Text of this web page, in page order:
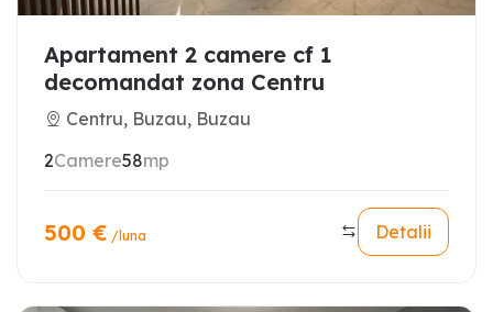
Apartament 2 camere cf 1
decomandat zona Centru
Centru, Buzau, Buzau
2Camere58mp
500 € /luna Detalii